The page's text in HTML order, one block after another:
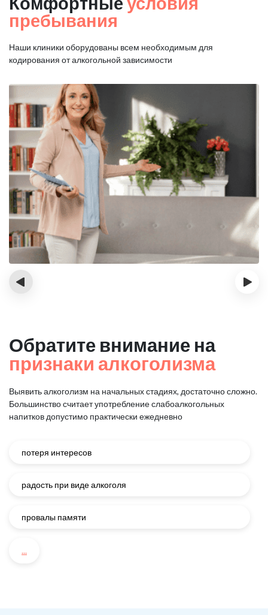
пребывания
Наши клиники оборудованы всем необходимым для
кодирования от алкогольной зависимости
‹ ›
Обратите внимание на
признаки алкоголизма
Выявить алкоголизм на начальных стадиях, достаточно сложно.
Большинство считает употребление слабоалкогольных
напитков допустимо практически ежедневно
потеря интересов
радость при виде алкоголя
провалы памяти
...